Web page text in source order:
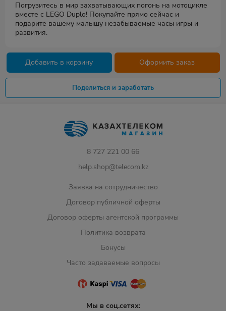
Погрузитесь в мир захватывающих погонь на мотоцикле
вместе с LEGO Duplo! Покупайте прямо сейчас и
подарите вашему малышу незабываемые часы игры и
развития.
Добавить в корзину Оформить заказ
Поделиться и заработать
8 727 221 00 66
help.shop@telecom.kz
Заявка на сотрудничество
Договор публичной оферты
Договор оферты агентской программы
Политика возврата
Бонусы
Часто задаваемые вопросы
Мы в соц.сетях: